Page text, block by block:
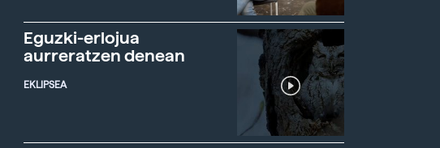
Eguzki-erlojua
aurreratzen denean
EKLIPSEA